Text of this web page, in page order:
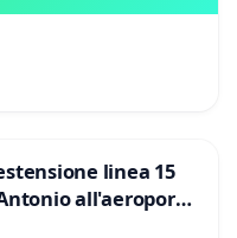
linea 15
all'aeroporto